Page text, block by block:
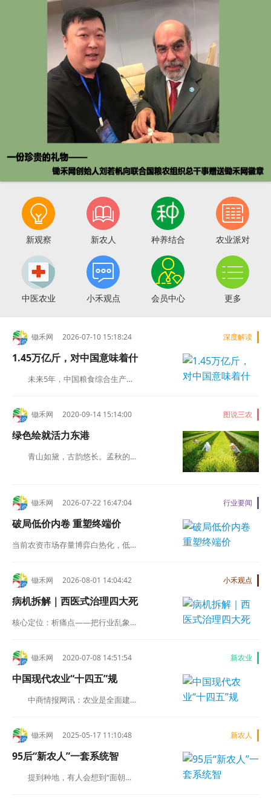

新观察

新农人 种养结合

农业派对

中医农业

小禾观点 会员中心

更多
锄禾网 2026-07-10 15:18:24 深度解读
1.45万亿斤，对中国意味着什
未来5年，中国粮食综合生产…
锄禾网 2020-09-14 15:14:00 图说三农
绿色绘就活力东港
青山如黛，古韵悠长。孟秋的…
锄禾网 2026-07-22 16:47:04 行业要闻
破局低价内卷 重塑终端价
当前农资市场存量博弈白热化，低…
锄禾网 2026-08-01 14:04:42 小禾观点
病机拆解｜西医式治理四大死
核心定位：析痛点——把行业乱象…
锄禾网 2020-07-08 14:51:54 新农业
中国现代农业“十四五”规
中商情报网讯：农业是全面建…
锄禾网 2025-05-17 11:10:48 新农人
95后“新农人”一套系统智
提到种地，有人会想到“面朝…